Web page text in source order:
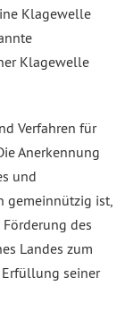
Klagewelle
Klagewelle
Verfahren für
Anerkennung
und
gemeinnützig ist,
des
Landes zum
seiner